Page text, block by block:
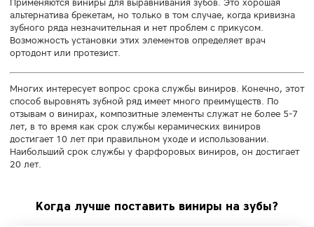
альтернатива брекетам, но только в том случае, когда кривизна
зубного ряда незначительная и нет проблем с прикусом.
Возможность установки этих элементов определяет врач
ортодонт или протезист.
Многих интересует вопрос срока службы виниров. Конечно, этот
способ выровнять зубной ряд имеет много преимуществ. По
отзывам о винирах, композитные элементы служат не более 5-7
лет, в то время как срок службы керамических виниров
достигает 10 лет при правильном уходе и использовании.
Наибольший срок службы у фарфоровых виниров, он достигает
20 лет.
Когда лучше поставить виниры на зубы?